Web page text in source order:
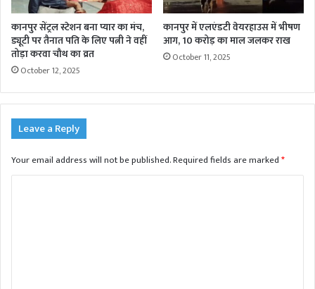
कानपुर सेंट्रल स्टेशन बना प्यार का मंच,
ड्यूटी पर तैनात पति के लिए पत्नी ने वहीं
तोड़ा करवा चौथ का व्रत
October 12, 2025
कानपुर में एलएंडटी वेयरहाउस में भीषण
आग, 10 करोड़ का माल जलकर राख
October 11, 2025
Leave a Reply
Your email address will not be published.Required fields are marked*